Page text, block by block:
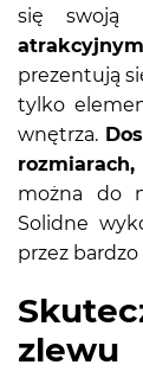
się swoją
prezentują
tylko
wnętrza.
rozmiarach,
można do
Solidne
przez bardzo
zlewu